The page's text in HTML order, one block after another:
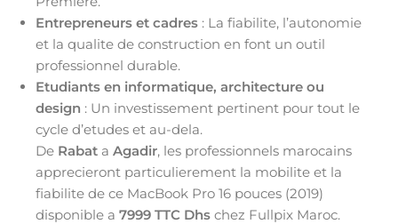
Entrepreneurs et cadres : La fiabilite, l’autonomie
et la qualite de construction en font un outil
professionnel durable.
Etudiants en informatique, architecture ou
design : Un investissement pertinent pour tout le
cycle d’etudes et au-dela.
De Rabat a Agadir, les professionnels marocains
apprecieront particulierement la mobilite et la
fiabilite de ce MacBook Pro 16 pouces (2019)
disponible a 7999 TTC Dhs chez Fullpix Maroc.